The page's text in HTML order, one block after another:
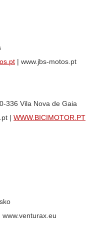
| www.jbs-motos.pt
336 Vila Nova de Gaia
| WWW.BICIMOTOR.PT
| www.venturax.eu